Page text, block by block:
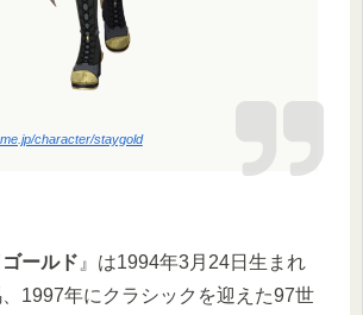
character/staygold
ールド 』は1994年3月24日生まれ
1997年にクラシックを迎えた97世